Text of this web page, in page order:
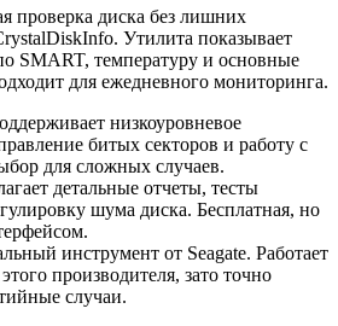
проверка диска без лишних
Утилита показывает
SMART, температуру и основные
для ежедневного мониторинга.
низкоуровневое
битых секторов и работу с
для сложных случаев.
детальные отчеты, тесты
шума диска. Бесплатная, но
инструмент от Seagate. Работает
производителя, зато точно
случаи.